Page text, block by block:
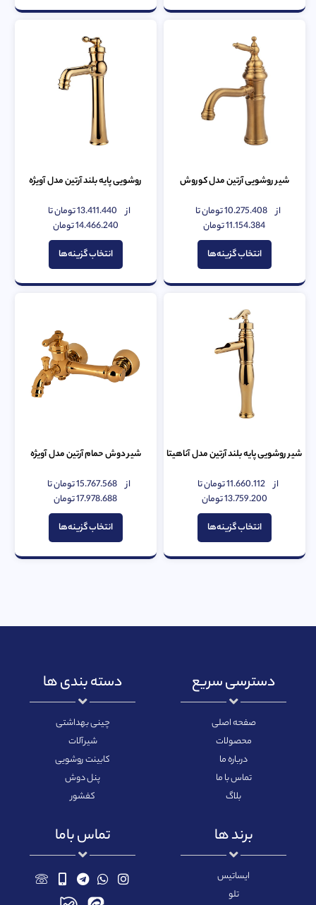
شیر روشویی آرتین مدل کوروش
امتیاز
0
از 10.275.408تومانتا
11.154.384تومان
انتخاب گزینه‌ها
روشویی پایه بلند آرتین مدل آویژه
امتیاز
0
از 13.411.440تومانتا
14.466.240تومان
انتخاب گزینه‌ها
شیر روشویی پایه بلند آرتین مدل آناهیتا
امتیاز
0
از 11.660.112تومانتا
13.759.200تومان
انتخاب گزینه‌ها
شیر دوش حمام آرتین مدل آویژه
امتیاز
0
از 15.767.568تومانتا
17.978.688تومان
انتخاب گزینه‌ها
دسترسی سریع
صفحه اصلی
محصولات
درباره ما
تماس با ما
بلاگ
دسته بندی ها
چینی بهداشتی
شیرآلات
کابینت روشویی
پنل دوش
کفشور
برند ها
ایساتیس
تلو
تماس باما